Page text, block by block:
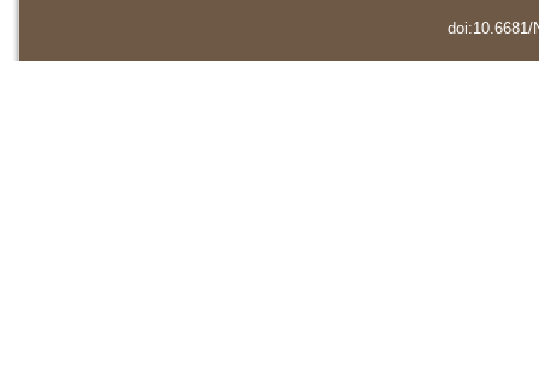
doi:10.6681/